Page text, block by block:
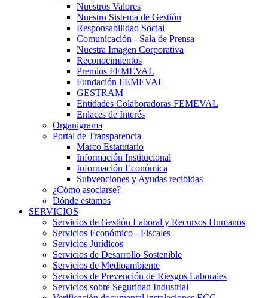
Nuestros Valores
Nuestro Sistema de Gestión
Responsabilidad Social
Comunicación - Sala de Prensa
Nuestra Imagen Corporativa
Reconocimientos
Premios FEMEVAL
Fundación FEMEVAL
GESTRAM
Entidades Colaboradoras FEMEVAL
Enlaces de Interés
Organigrama
Portal de Transparencia
Marco Estatutario
Información Institucional
Información Económica
Subvenciones y Ayudas recibidas
¿Cómo asociarse?
Dónde estamos
SERVICIOS
Servicios de Gestión Laboral y Recursos Humanos
Servicios Económico - Fiscales
Servicios Jurídicos
Servicios de Desarrollo Sostenible
Servicios de Medioambiente
Servicios de Prevención de Riesgos Laborales
Servicios sobre Seguridad Industrial